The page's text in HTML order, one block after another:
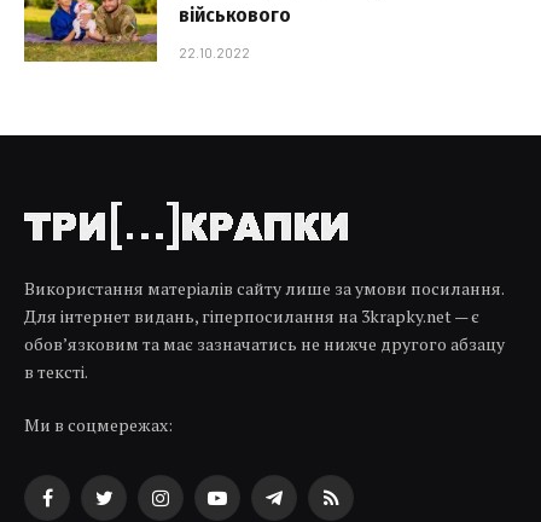
військового
22.10.2022
Використання матеріалів сайту лише за умови посилання.
Для інтернет видань, гіперпосилання на 3krapky.net — є
обов’язковим та має зазначатись не нижче другого абзацу
в тексті.
Ми в соцмережах:
FacebookTwitterInstagramYouTubeTelegramRSS